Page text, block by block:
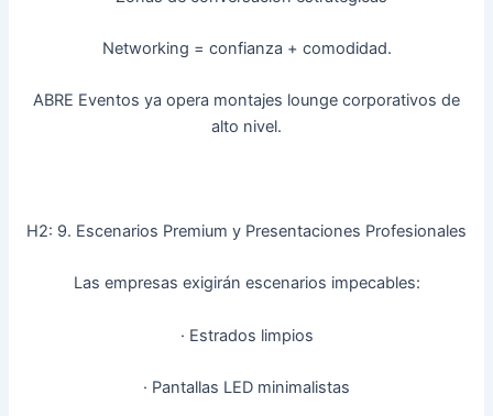
Networking = confianza + comodidad.
ABRE Eventos ya opera montajes lounge corporativos de
alto nivel.
H2: 9. Escenarios Premium y Presentaciones Profesionales
Las empresas exigirán escenarios impecables:
· Estrados limpios
· Pantallas LED minimalistas